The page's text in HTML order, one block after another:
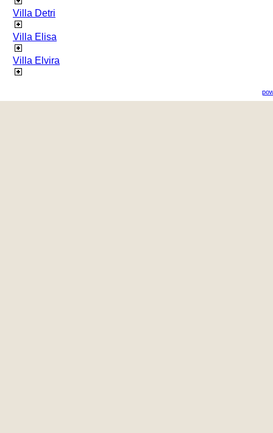
Villa Detri
Villa Elisa
Villa Elvira